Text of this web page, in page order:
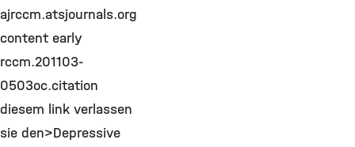
ajrccm.atsjournals.org
content early
rccm.201103-
0503oc.citation
diesem link verlassen
sie den>Depressive